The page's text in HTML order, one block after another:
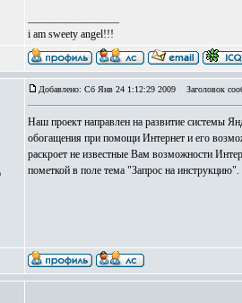
i am sweety angel!!!
Добавлено: Сб Янв 24 1:12:29 2009 Заголовок
Наш проект направлен на развитие системы
обогащения при помощи Интернет и его
раскроет не известные Вам возможности
пометкой в поле тема "Запрос на